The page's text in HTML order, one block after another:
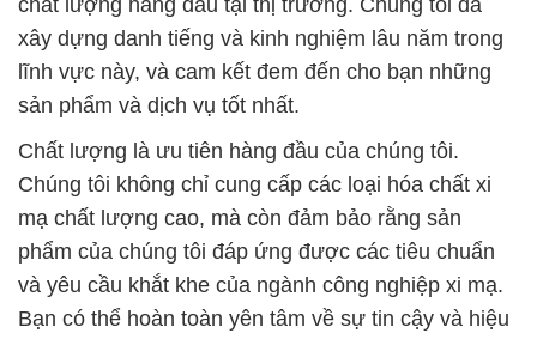
chất lượng hàng đầu tại thị trường. Chúng tôi đã
xây dựng danh tiếng và kinh nghiệm lâu năm trong
lĩnh vực này, và cam kết đem đến cho bạn những
sản phẩm và dịch vụ tốt nhất.
Chất lượng là ưu tiên hàng đầu của chúng tôi.
Chúng tôi không chỉ cung cấp các loại hóa chất xi
mạ chất lượng cao, mà còn đảm bảo rằng sản
phẩm của chúng tôi đáp ứng được các tiêu chuẩn
và yêu cầu khắt khe của ngành công nghiệp xi mạ.
Bạn có thể hoàn toàn yên tâm về sự tin cậy và hiệu